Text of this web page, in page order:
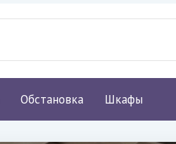
Обстановка Шкафы